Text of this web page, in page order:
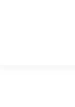
Kota Metro Sepakat